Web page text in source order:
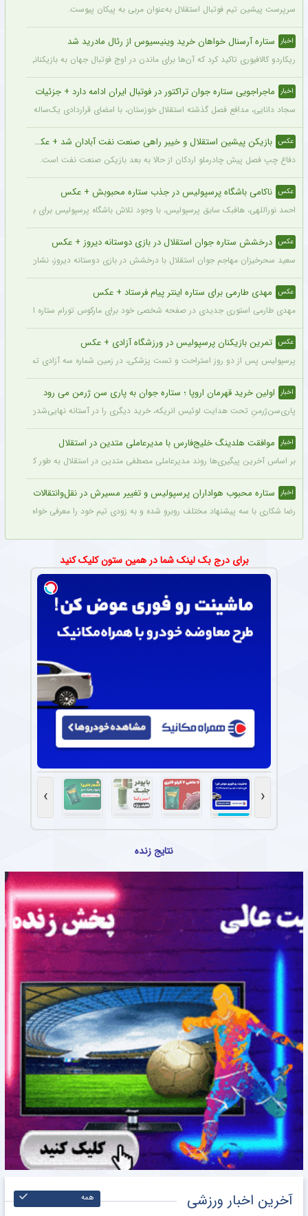
سرپرست پیشین تیم فوتبال استقلال به‌عنوان مربی به پیکان پیوست.
اخبار ستاره آرسنال خواهان خرید وینیسیوس از رئال مادرید شد
ریکاردو کالافیوری تاکید کرد که آن‌ها برای ماندن در اوج فوتبال جهان به بازیکنانی در
اخبار ماجراجویی ستاره جوان تراکتور در فوتبال ایران ادامه دارد + جزئیات
سجاد دانایی، مدافع فصل گذشته استقلال خوزستان، با امضای قراردادی یک‌ساله بار
عکس بازیکن پیشین استقلال و خیبر راهی صنعت نفت آبادان شد + عکس
دفاع چپ فصل پیش چادرملو اردکان از حالا به بعد بازیکن صنعت نفت است.
عکس ناکامی باشگاه پرسپولیس در جذب ستاره محبوبش + عکس
احمد نوراللهی، هافبک سابق پرسپولیس، با وجود تلاش باشگاه پرسپولیس برای بازگشت
عکس درخشش ستاره جوان استقلال در بازی دوستانه دیروز + عکس
سعید سحرخیزان مهاجم جوان استقلال با درخشش در بازی دوستانه دیروز، نشان داد
عکس مهدی طارمی برای ستاره اینتر پیام فرستاد + عکس
مهدی طارمی استوری جدیدی در صفحه شخصی خود برای مارکوس تورام ستاره اینتر
عکس تمرین بازیکنان پرسپولیس در ورزشگاه آزادی + عکس
پرسپولیس پس از دو روز استراحت و تست پزشکی، در زمین شماره سه آزادی تمرین کرد.
اخبار اولین خرید قهرمان اروپا ؛ ستاره جوان به پاری سن ژرمن می رود
پاری‌سن‌ژرمنِ تحت هدایت لوئیس انریکه، خرید دیگری را در آستانه نهایی‌شدن دارد.
اخبار موافقت هلدینگ خلیج‌فارس با مدیرعاملی متدین در استقلال
بر اساس آخرین پیگیری‌ها روند مدیرعاملی مصطفی متدین در استقلال به طور کامل
اخبار ستاره محبوب هواداران پرسپولیس و تغییر مسیرش در نقل‌وانتقالات
رضا شکاری با سه پیشنهاد مختلف روبرو شده و به زودی تیم خود را معرفی خواهد کرد.
برای درج بک لینک شما در همین ستون کلیک کنید
‹
›
نتایج زنده
آخرین اخبار ورزشی همه